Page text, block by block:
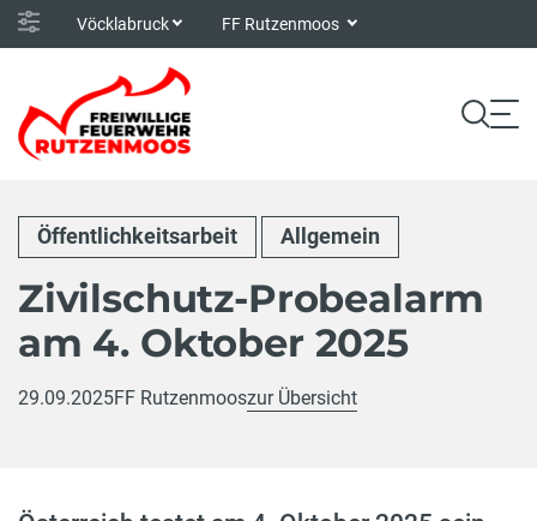
Vöcklabruck FF Rutzenmoos
Öffentlichkeitsarbeit Allgemein
Zivilschutz-Probealarm
am 4. Oktober 2025
29.09.2025FF Rutzenmooszur Übersicht